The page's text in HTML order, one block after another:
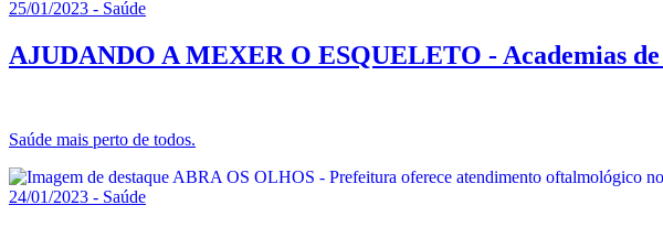
25/01/2023 - Saúde
AJUDANDO A MEXER O ESQUELETO - Academias
Saúde mais perto de todos.
24/01/2023 - Saúde